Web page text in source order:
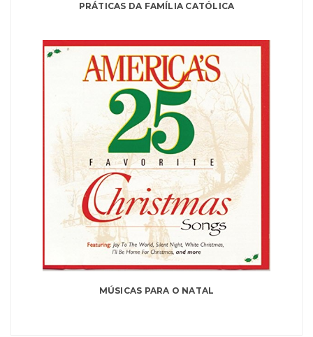
PRÁTICAS DA FAMÍLIA CATÓLICA
MÚSICAS PARA O NATAL